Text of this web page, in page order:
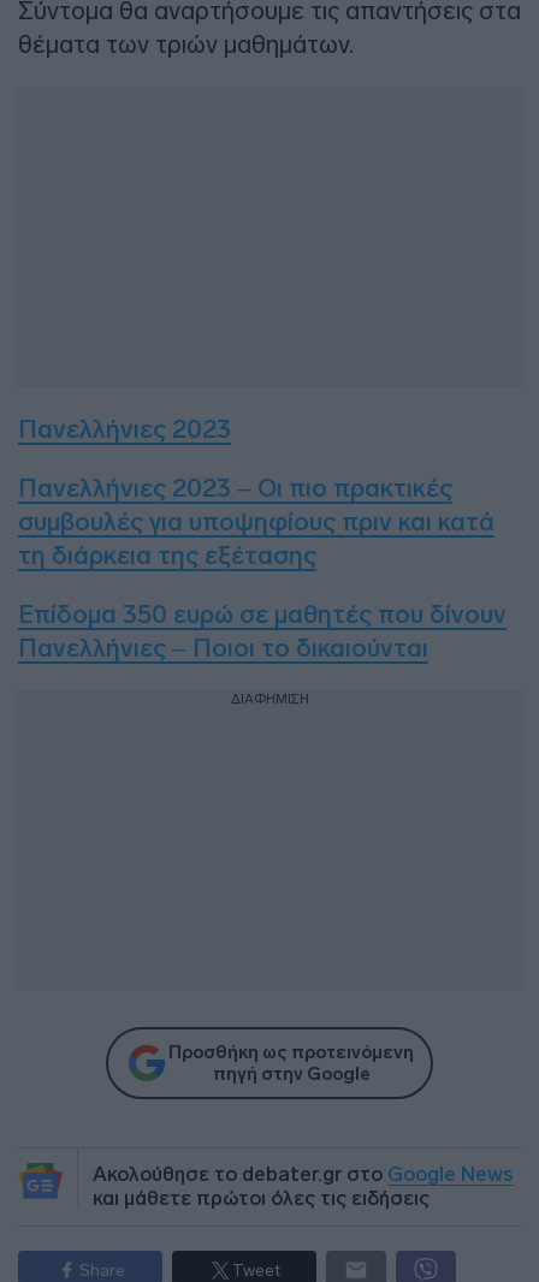
Σύντομα θα αναρτήσουμε τις απαντήσεις στα
θέματα των τριών μαθημάτων.
Πανελλήνιες 2023
Πανελλήνιες 2023 – Οι πιο πρακτικές
συμβουλές για υποψηφίους πριν και κατά
τη διάρκεια της εξέτασης
Επίδομα 350 ευρώ σε μαθητές που δίνουν
Πανελλήνιες – Ποιοι το δικαιούνται
ΔΙΑΦΗΜΙΣΗ
Προσθήκη ως προτεινόμενη
πηγή στην Google
Ακολούθησε το debater.gr στο Google News
και μάθετε πρώτοι όλες τις ειδήσεις
Share Tweet